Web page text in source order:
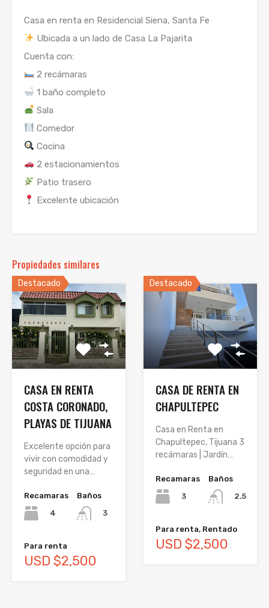
Casa en renta en Residencial Siena, Santa Fe
Ubicada a un lado de Casa La Pajarita
Cuenta con:
2 recámaras
1 baño completo
Sala
Comedor
Cocina
2 estacionamientos
Patio trasero
Excelente ubicación
Propiedades similares
Destacado
CASA EN RENTA
COSTA CORONADO,
PLAYAS DE TIJUANA
Excelente opción para
vivir con comodidad y
seguridad en una…
Recamaras
4
Baños
3
Para renta
USD $2,500
Destacado
CASA DE RENTA EN
CHAPULTEPEC
Casa en Renta en
Chapultepec, Tijuana 3
recámaras | Jardín…
Recamaras
3
Baños
2.5
Para renta, Rentado
USD $2,500